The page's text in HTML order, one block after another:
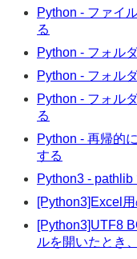
Python - ファイ
る
Python - フォル
Python - フォル
Python - フォル
る
Python - 再帰的
する
Python3 -
[Python3]Excel
[Python3]UTF8
ルを開いたとき